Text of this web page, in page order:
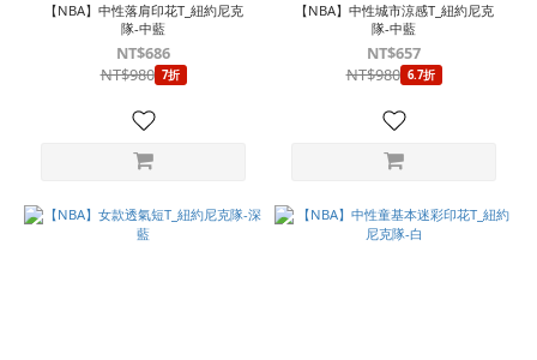
【NBA】中性落肩印花T_紐約尼克
隊-中藍
NT$686
NT$980 7折
【NBA】中性城市涼感T_紐約尼克
隊-中藍
NT$657
NT$980 6.7折